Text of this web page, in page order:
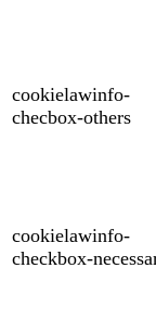
cookielawinfo-
checbox-others
cookielawinfo-
checkbox-